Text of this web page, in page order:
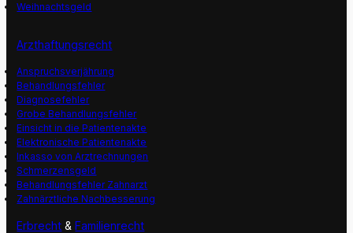
Weihnachtsgeld
Arzthaftungsrecht
Anspruchsverjährung
Behandlungsfehler
Diagnosefehler
Grobe Behandlungsfehler
Einsicht in die Patientenakte
Elektronische Patientenakte
Inkasso von Arztrechnungen
Schmerzensgeld
Behandlungsfehler Zahnarzt
Zahnärztliche Nachbesserung
Erbrecht &Familienrecht